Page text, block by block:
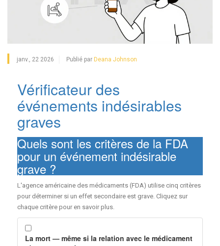
janv., 22 2026 Publié par Deana Johnson
Vérificateur des
événements indésirables
graves
Quels sont les critères de la FDA
pour un événement indésirable
grave ?
L'agence américaine des médicaments (FDA) utilise cinq critères
pour déterminer si un effet secondaire est grave. Cliquez sur
chaque critère pour en savoir plus.
La mort — même si la relation avec le médicament